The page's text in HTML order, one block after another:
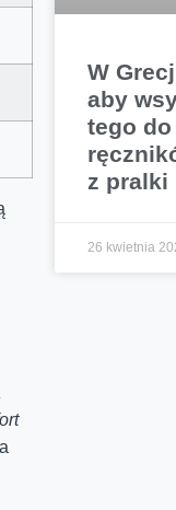
W
aby
tego
z pralki
26 kwietnia